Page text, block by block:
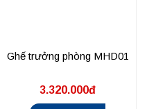
Ghế trưởng phòng MHD01
3.320.000đ